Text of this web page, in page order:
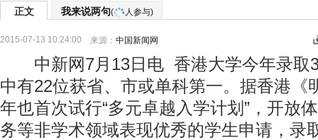
正文 我来说两句( 人参与)
2015-07-13 10:24:00 来源： 中国新闻网
中新网7月13日电 香港大学今年录取
中有22位获省、市或单科第一。据香港《
年也首次试行“多元卓越入学计划”，开放
务等非学术领域表现优秀的学生申请，录